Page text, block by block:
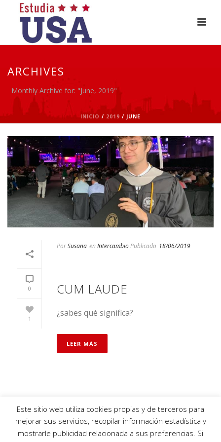
ARCHIVES
Monthly Archive for: "June, 2019"
INICIO / 2019 / JUNE
0
1
PorSusana en IntercambioPublicado 18/06/2019
CUM LAUDE
¿sabes qué significa?
LEER MÁS
Este sitio web utiliza cookies propias y de terceros para
mejorar sus servicios, recopilar información estadística y
mostrarle publicidad relacionada a sus preferencias. Si